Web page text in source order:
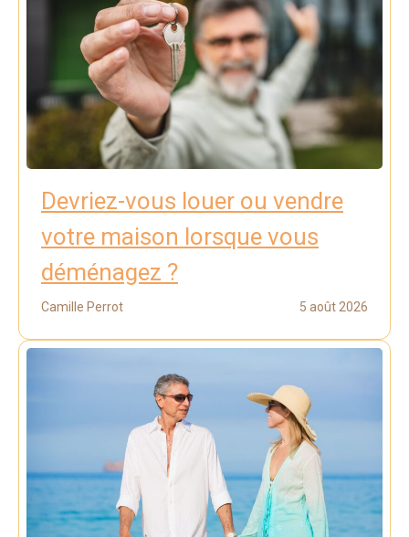
Devriez-vous louer ou vendre
votre maison lorsque vous
déménagez ?
Camille Perrot 5 août 2026